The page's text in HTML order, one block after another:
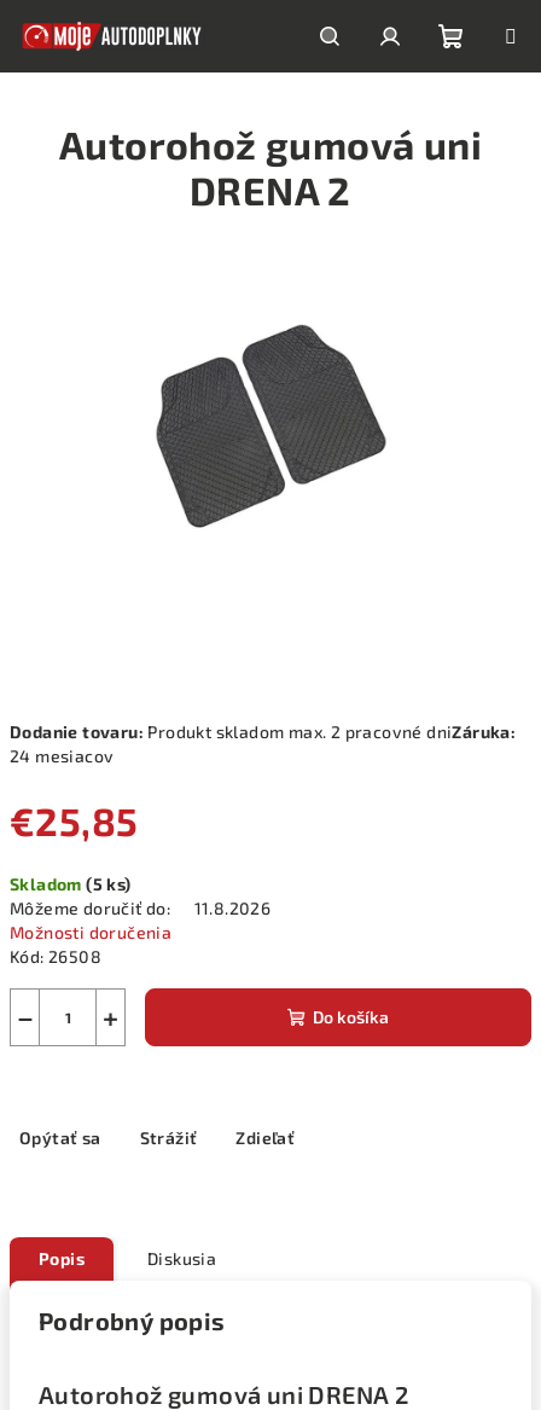
HľadaťPrihlásenie
košík
Dodanie tovaru: Produkt skladom max. 2 pracovné dniZáruka:
24 mesiacov
€25,85
cena:
Skladom(5 ks)
Môžeme doručiť do:
11.8.2026
Možnosti doručenia
Kód: 26508
+
− Do košíka
Opýtať sa Strážiť Zdieľať
Autorohož gumová uni
DRENA 2
Popis Diskusia
Podrobný popis
Autorohož gumová uni DRENA 2